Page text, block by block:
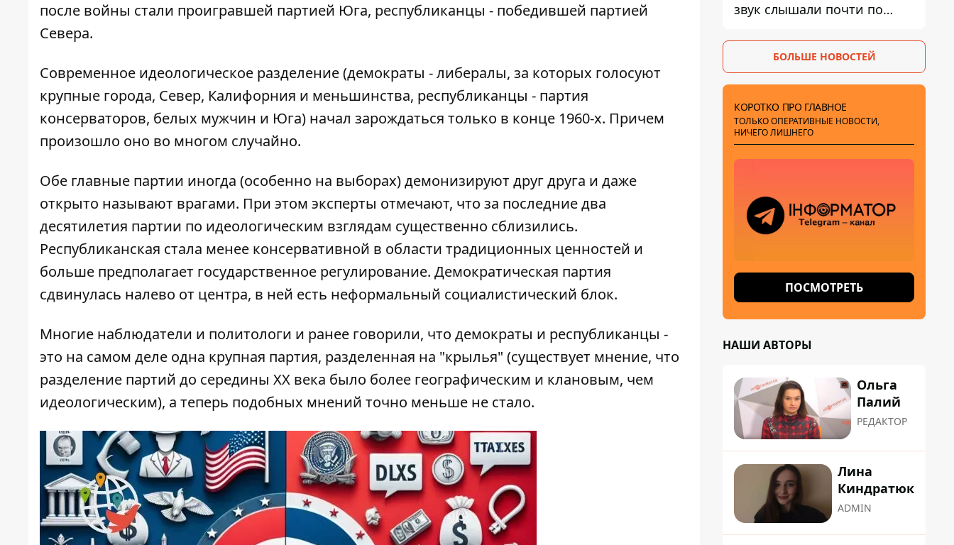
после войны стали проигравшей партией Юга, республиканцы - победившей партией
Севера.
Современное идеологическое разделение (демократы - либералы, за которых голосуют
крупные города, Север, Калифорния и меньшинства, республиканцы - партия
консерваторов, белых мужчин и Юга) начал зарождаться только в конце 1960-х. Причем
произошло оно во многом случайно.
Обе главные партии иногда (особенно на выборах) демонизируют друг друга и даже
открыто называют врагами. При этом эксперты отмечают, что за последние два
десятилетия партии по идеологическим взглядам существенно сблизились.
Республиканская стала менее консервативной в области традиционных ценностей и
больше предполагает государственное регулирование. Демократическая партия
сдвинулась налево от центра, в ней есть неформальный социалистический блок.
Многие наблюдатели и политологи и ранее говорили, что демократы и республиканцы -
это на самом деле одна крупная партия, разделенная на "крылья" (существует мнение, что
разделение партий до середины ХХ века было более географическим и клановым, чем
идеологическим), а теперь подобных мнений точно меньше не стало.
звук слышали почти по
БОЛЬШЕ НОВОСТЕЙ
КОРОТКО ПРО ГЛАВНОЕ
ТОЛЬКО ОПЕРАТИВНЫЕ НОВОСТИ,
НИЧЕГО ЛИШНЕГО
ПОСМОТРЕТЬ
НАШИ АВТОРЫ
Ольга
Палий
РЕДАКТОР
Лина
Киндратюк
ADMIN